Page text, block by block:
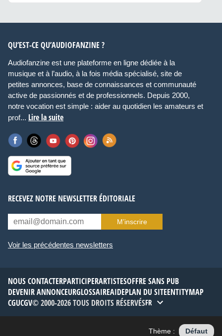
QU’EST-CE QU’AUDIOFANZINE ?
Audiofanzine est une plateforme en ligne dédiée à la
musique et à l’audio, à la fois média spécialisé, site de
petites annonces, base de connaissances et communauté
active de passionnés et de professionnels. Depuis 2000,
notre vocation est simple : aider au quotidien les amateurs et
prof... Lire la suite
RECEVEZ NOTRE NEWSLETTER ÉDITORIALE
M’inscrire
Voir les précédentes newsletters
NOUS CONTACTERPARTICIPERARTISTESOFFRE SANS PUB
DEVENIR ANNONCEURGLOSSAIREAIDEPLAN DU SITEENTITYMAP
CGUCGV© 2000-2026 TOUS DROITS RÉSERVÉSFR
Thème : Défaut